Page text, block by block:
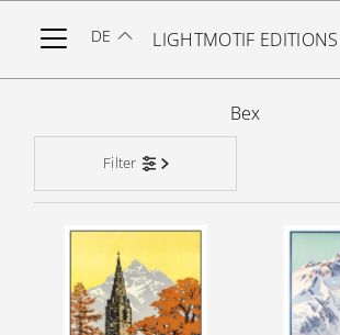
Direkt zum Inhalt
LIGHTMOTIF EDITIONS
Bex
Filter
DE